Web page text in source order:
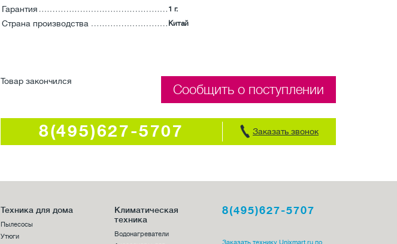
Гарантия 1 г.
Страна производства Китай
Товар закончился
Сообщить о поступлении
8(495)627-5707 Заказать звонок
Техника для дома
Пылесосы
Утюги
Климатическая
техника
Водонагреватели
8(495)627-5707